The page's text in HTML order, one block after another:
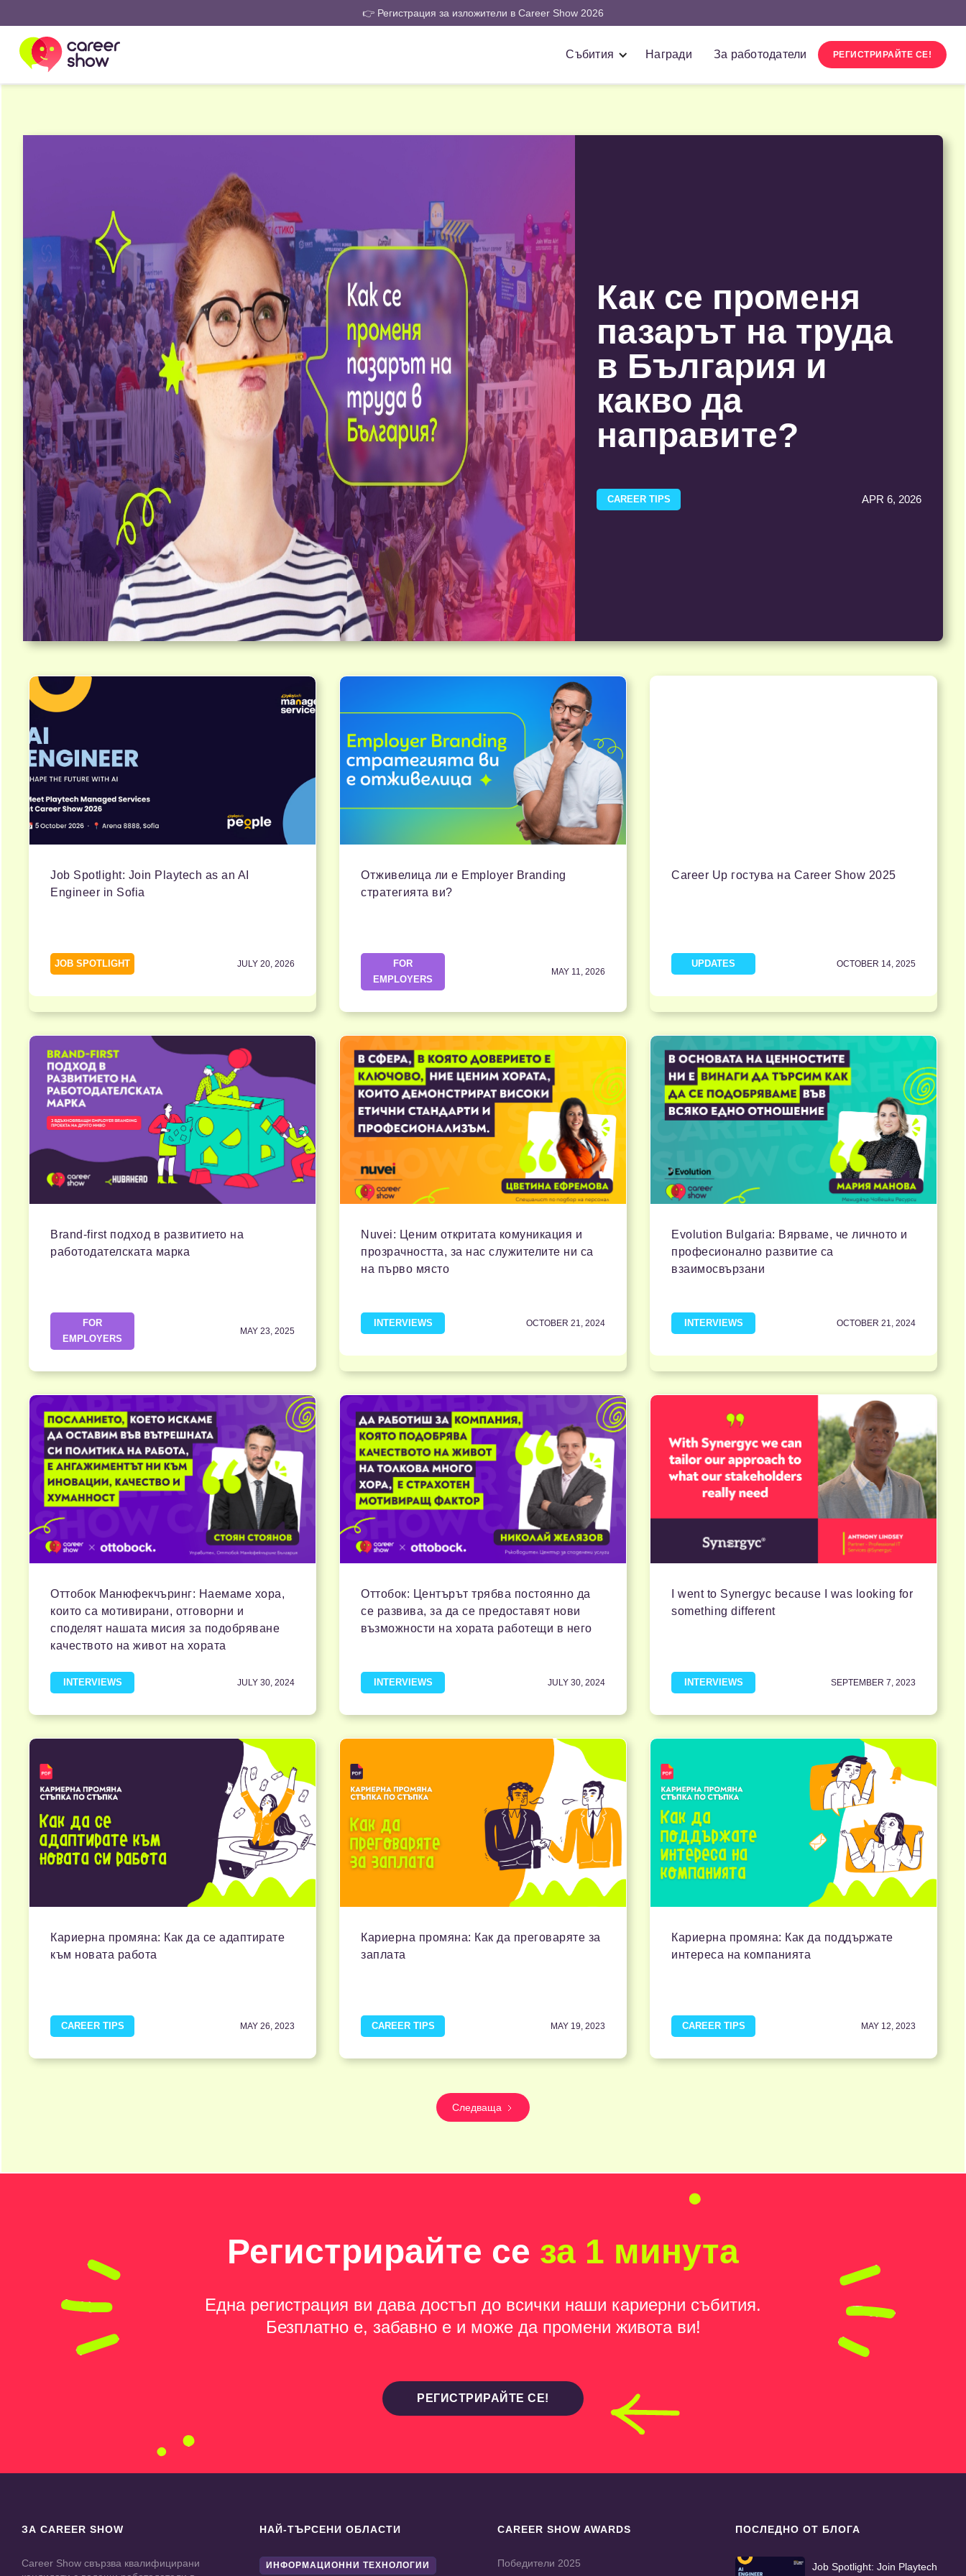
👉 Регистрация за изложители в Career Show 2026
Събития Награди За работодатели РЕГИСТРИРАЙТЕ СЕ!
Как се променя
пазарът на труда
в България и
какво да
направите?
CAREER TIPS APR 6, 2026
Job Spotlight: Join Playtech as an AI
Engineer in Sofia
JOB SPOTLIGHT JULY 20, 2026
Отживелица ли е Employer Branding
стратегията ви?
FOR
EMPLOYERS
MAY 11, 2026
Career Up гостува на Career Show 2025
UPDATES OCTOBER 14, 2025
Brand-first подход в развитието на
работодателската марка
FOR
EMPLOYERS
MAY 23, 2025
Nuvei: Ценим откритата комуникация и
прозрачността, за нас служителите ни са
на първо място
INTERVIEWS OCTOBER 21, 2024
Evolution Bulgaria: Вярваме, че личното и
професионално развитие са
взаимосвързани
INTERVIEWS OCTOBER 21, 2024
Оттобок Манюфекчъринг: Наемаме хора,
които са мотивирани, отговорни и
споделят нашата мисия за подобряване
качеството на живот на хората
INTERVIEWS JULY 30, 2024
Оттобок: Центърът трябва постоянно да
се развива, за да се предоставят нови
възможности на хората работещи в него
INTERVIEWS JULY 30, 2024
I went to Synergyc because I was looking for
something different
INTERVIEWS SEPTEMBER 7, 2023
Кариерна промяна: Как да се адаптирате
към новата работа
CAREER TIPS MAY 26, 2023
Кариерна промяна: Как да преговаряте за
заплата
CAREER TIPS MAY 19, 2023
Кариерна промяна: Как да поддържате
интереса на компанията
CAREER TIPS MAY 12, 2023
Следваща
Регистрирайте се за 1 минута
Една регистрация ви дава достъп до всички наши кариерни събития.
Безплатно е, забавно е и може да промени живота ви!
РЕГИСТРИРАЙТЕ СЕ!
ЗА CAREER SHOW
Career Show свързва квалифицирани
НАЙ-ТЪРСЕНИ ОБЛАСТИ
ИНФОРМАЦИОННИ ТЕХНОЛОГИИ
CAREER SHOW AWARDS
Победители 2025
ПОСЛЕДНО ОТ БЛОГА
Job Spotlight: Join Playtech